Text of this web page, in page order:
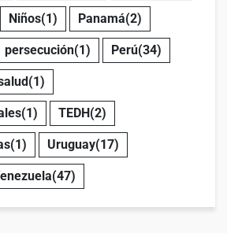
Niños(1) Panamá(2)
persecución(1) Perú(34)
(1)
(1) TEDH(2)
(1) Uruguay(17)
(47)